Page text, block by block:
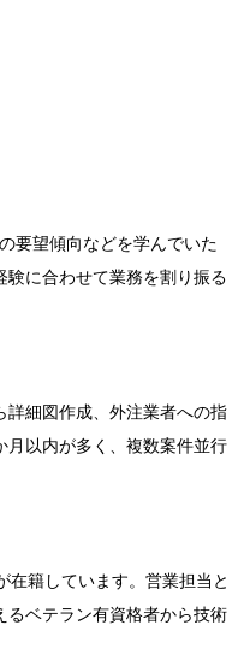
要望傾向などを学んでいた
に合わせて業務を割り振る
詳細図作成、外注業者への指
月以内が多く、複数案件並行
籍しています。営業担当と
るベテラン有資格者から技術